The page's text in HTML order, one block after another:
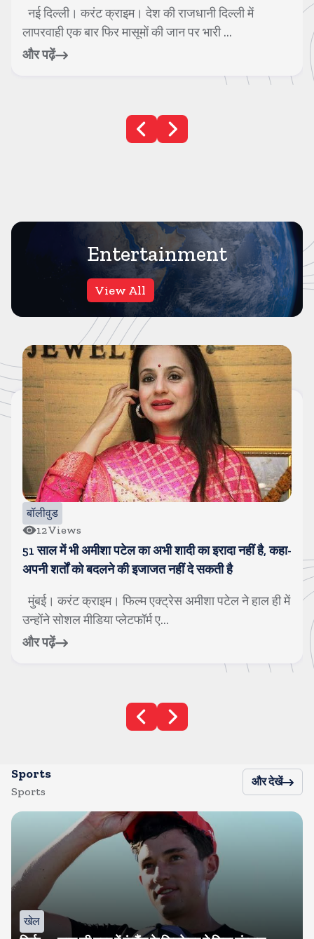
नई दिल्ली। करंट क्राइम। देश की राजधानी दिल्ली में
लापरवाही एक बार फिर मासूमों की जान पर भारी ...
और पढ़ें
Entertainment
View All
बॉलीवुड
12Views
51 साल में भी अमीशा पटेल का अभी शादी का इरादा नहीं है, कहा-
अपनी शर्तों को बदलने की इजाजत नहीं दे सकती है
मुंबई। करंट क्राइम। फिल्म एक्ट्रेस अमीशा पटेल ने हाल ही में
उन्होंने सोशल मीडिया प्लेटफॉर्म ए...
और पढ़ें
Sports
Sports
और देखें
खेल